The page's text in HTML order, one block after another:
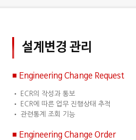
설계변경 관리
■ Engineering Change Request
• ECR의 작성과 통보
• ECR에 따른 업무 진행상태 추적
• 관련통계 조회 기능
■ Engineering Change Order